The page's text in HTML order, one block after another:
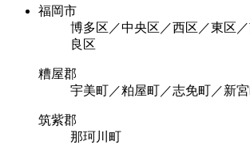
福岡市
博多区／中央区／西区／東区
良区
糟屋郡
宇美町／粕屋町／志免町／新
筑紫郡
那珂川町